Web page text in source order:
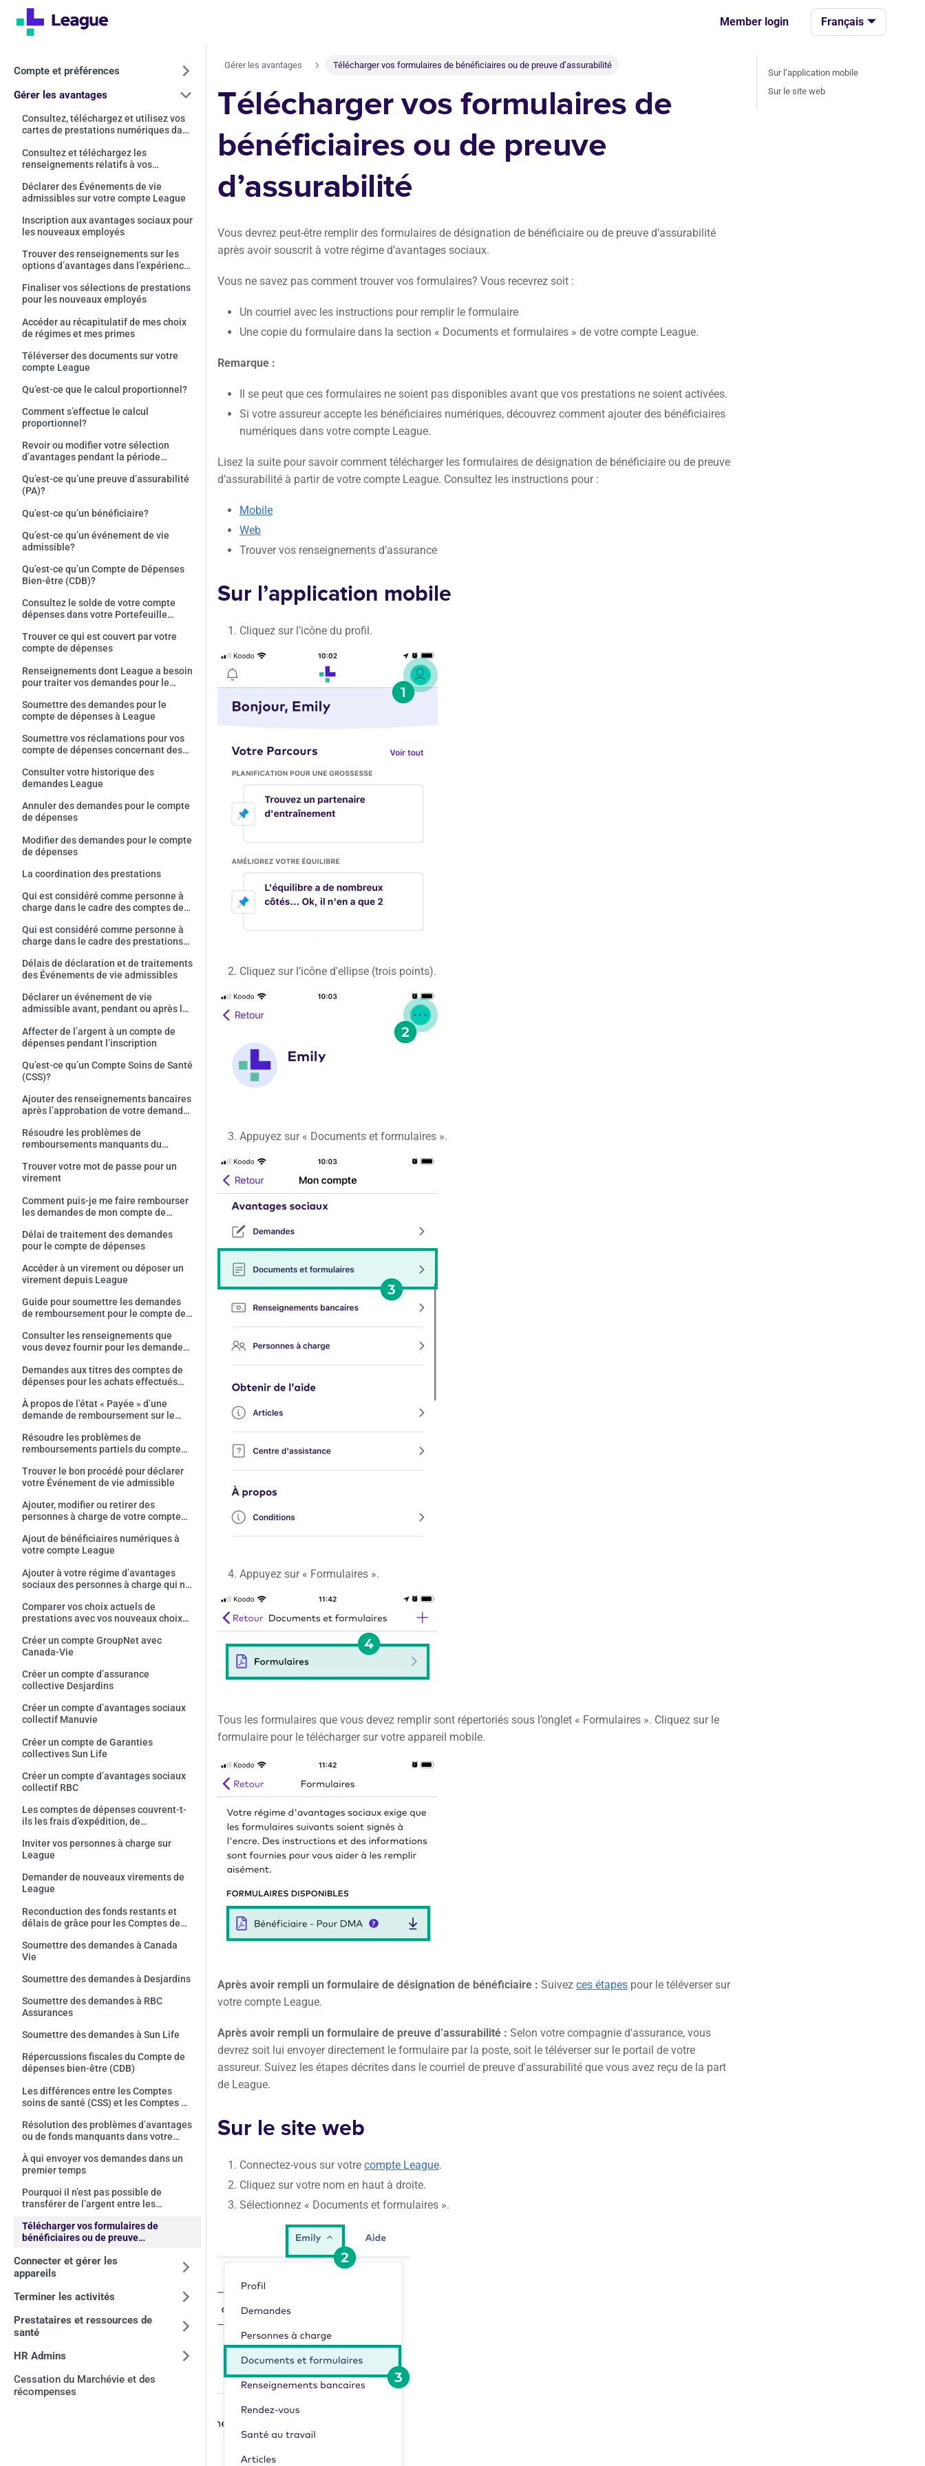
Member login Français
Compte et préférences
Gérer les avantages
Consultez, téléchargez et utilisez vos
cartes de prestations numériques dans
Consultez et téléchargez les
renseignements relatifs à vos
Portefeuille League
Déclarer des Événements de vie
admissibles sur votre compte League
Inscription aux avantages sociaux pour
les nouveaux employés
Trouver des renseignements sur les
options d’avantages dans l’expérience
Finaliser vos sélections de prestations
pour les nouveaux employés
Accéder au récapitulatif de mes choix
de régimes et mes primes
Téléverser des documents sur votre
compte League
Qu’est-ce que le calcul proportionnel?
Comment s’effectue le calcul
proportionnel?
Revoir ou modifier votre sélection
d’avantages pendant la période
Qu’est-ce qu’une preuve d’assurabilité
(PA)?
Qu’est-ce qu’un bénéficiaire?
Qu’est-ce qu’un événement de vie
admissible?
Qu’est-ce qu’un Compte de Dépenses
Bien-être (CDB)?
Consultez le solde de votre compte
dépenses dans votre Portefeuille
Trouver ce qui est couvert par votre
compte de dépenses
Renseignements dont League a besoin
pour traiter vos demandes pour le
Soumettre des demandes pour le
compte de dépenses à League
Soumettre vos réclamations pour vos
compte de dépenses concernant des
Consulter votre historique des
demandes League
Annuler des demandes pour le compte
de dépenses
Modifier des demandes pour le compte
de dépenses
La coordination des prestations
Qui est considéré comme personne à
charge dans le cadre des comptes de
Qui est considéré comme personne à
charge dans le cadre des prestations
Délais de déclaration et de traitements
des Événements de vie admissibles
Déclarer un événement de vie
admissible avant, pendant ou après la
sociaux
Affecter de l’argent à un compte de
dépenses pendant l’inscription
Qu’est-ce qu’un Compte Soins de Santé
(CSS)?
Ajouter des renseignements bancaires
après l’approbation de votre demande
Résoudre les problèmes de
remboursements manquants du
Trouver votre mot de passe pour un
virement
Comment puis-je me faire rembourser
les demandes de mon compte de
Délai de traitement des demandes
pour le compte de dépenses
Accéder à un virement ou déposer un
virement depuis League
Guide pour soumettre les demandes
de remboursement pour le compte de
Consulter les renseignements que
vous devez fournir pour les demandes
Demandes aux titres des comptes de
dépenses pour les achats effectués
À propos de l’état « Payée » d’une
demande de remboursement sur le
Résoudre les problèmes de
remboursements partiels du compte
Trouver le bon procédé pour déclarer
votre Événement de vie admissible
Ajouter, modifier ou retirer des
personnes à charge de votre compte
Ajout de bénéficiaires numériques à
votre compte League
Ajouter à votre régime d’avantages
sociaux des personnes à charge qui ne
maladie provinciale
Comparer vos choix actuels de
prestations avec vos nouveaux choix
l'adhésion
Créer un compte GroupNet avec
Canada-Vie
Créer un compte d’assurance
collective Desjardins
Créer un compte d’avantages sociaux
collectif Manuvie
Créer un compte de Garanties
collectives Sun Life
Créer un compte d’avantages sociaux
collectif RBC
Les comptes de dépenses couvrent-t-
ils les frais d’expédition, de
Inviter vos personnes à charge sur
League
Demander de nouveaux virements de
League
Reconduction des fonds restants et
délais de grâce pour les Comptes de
Soumettre des demandes à Canada
Vie
Soumettre des demandes à Desjardins
Soumettre des demandes à RBC
Assurances
Soumettre des demandes à Sun Life
Répercussions fiscales du Compte de
dépenses bien-être (CDB)
Les différences entre les Comptes
soins de santé (CSS) et les Comptes de
Résolution des problèmes d’avantages
ou de fonds manquants dans votre
À qui envoyer vos demandes dans un
premier temps
Pourquoi il n’est pas possible de
transférer de l’argent entre les
Télécharger vos formulaires de
bénéficiaires ou de preuve
Connecter et gérer les
appareils
Terminer les activités
Prestataires et ressources de
santé
HR Admins
Cessation du Marchévie et des
récompenses
Gérer les avantages Télécharger vos formulaires de bénéficiaires ou de preuve d’assurabilité
Télécharger vos formulaires de
bénéficiaires ou de preuve
d’assurabilité
Vous devrez peut-être remplir des formulaires de désignation de bénéficiaire ou de preuve d’assurabilité
après avoir souscrit à votre régime d’avantages sociaux.
Vous ne savez pas comment trouver vos formulaires? Vous recevrez soit :
Un courriel avec les instructions pour remplir le formulaire
Une copie du formulaire dans la section « Documents et formulaires » de votre compte League.
Remarque :
Il se peut que ces formulaires ne soient pas disponibles avant que vos prestations ne soient activées.
Si votre assureur accepte les bénéficiaires numériques, découvrez comment ajouter des bénéficiaires
numériques dans votre compte League.
Lisez la suite pour savoir comment télécharger les formulaires de désignation de bénéficiaire ou de preuve
d’assurabilité à partir de votre compte League. Consultez les instructions pour :
Mobile
Web
Trouver vos renseignements d’assurance
Sur l’application mobile
Cliquez sur l’icône du profil.
Cliquez sur l’icône d'ellipse (trois points).
Appuyez sur « Documents et formulaires ».
Appuyez sur « Formulaires ».
Tous les formulaires que vous devez remplir sont répertoriés sous l’onglet « Formulaires ». Cliquez sur le
formulaire pour le télécharger sur votre appareil mobile.
Après avoir rempli un formulaire de désignation de bénéficiaire : Suivez ces étapes pour le téléverser sur
votre compte League.
Après avoir rempli un formulaire de preuve d’assurabilité : Selon votre compagnie d'assurance, vous
devrez soit lui envoyer directement le formulaire par la poste, soit le téléverser sur le portail de votre
assureur. Suivez les étapes décrites dans le courriel de preuve d'assurabilité que vous avez reçu de la part
de League.
Sur le site web
Connectez-vous sur votre compte League.
Cliquez sur votre nom en haut à droite.
Sélectionnez « Documents et formulaires ».
Sur l’application mobile
Sur le site web